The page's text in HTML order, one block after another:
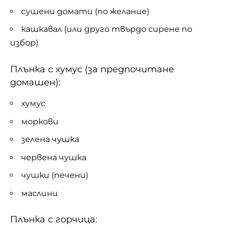
сушени домати (по желание)
кашкавал (или друго твърдо сирене по
избор)
Плънка с хумус (за предпочитане
домашен):
хумус
моркови
зелена чушка
червена чушка
чушки (печени)
маслини
Плънка с горчица: